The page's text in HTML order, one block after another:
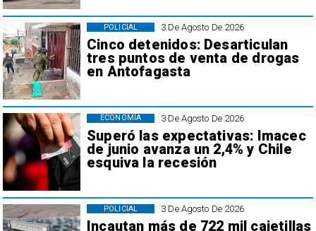
3 De Agosto De 2026
Cinco detenidos: Desarticulan
tres puntos de venta de drogas
en Antofagasta
POLICIAL
3 De Agosto De 2026
Superó las expectativas: Imacec
de junio avanza un 2,4% y Chile
esquiva la recesión
ECONOMÍA
3 De Agosto De 2026
Incautan más de 722 mil cajetillas
POLICIAL